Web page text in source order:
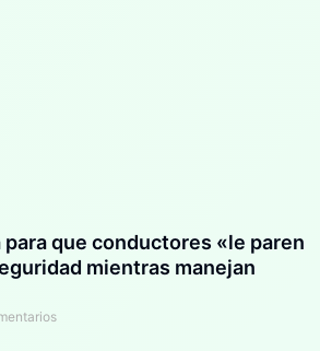
para que conductores «le paren
mientras manejan